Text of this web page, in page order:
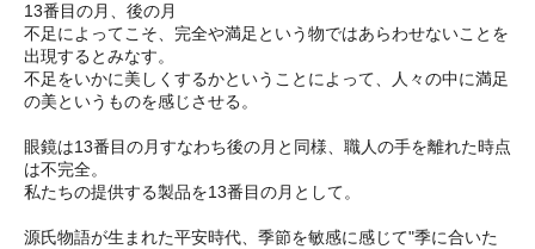
13番目の月、後の月
不足によってこそ、完全や満足という物ではあらわせないことを
出現するとみなす。
不足をいかに美しくするかということによって、人々の中に満足
の美というものを感じさせる。
眼鏡は13番目の月すなわち後の月と同様、職人の手を離れた時点
は不完全。
私たちの提供する製品を13番目の月として。
源氏物語が生まれた平安時代、季節を敏感に感じて"季に合いた